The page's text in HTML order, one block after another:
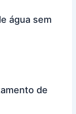
água sem
de